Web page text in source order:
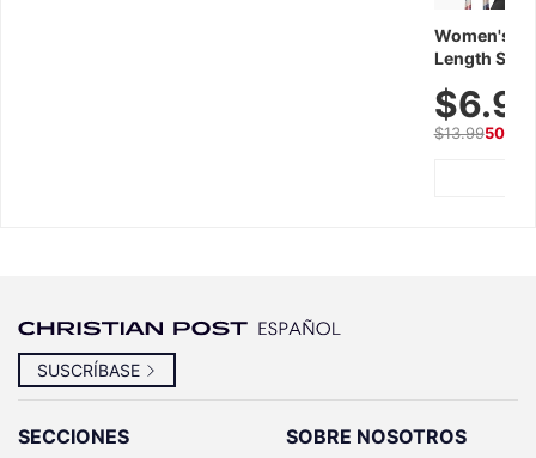
Women's
Length
Summer
$13.9950%
SUSCRÍBASE
SECCIONES SOBRE NOSOTROS